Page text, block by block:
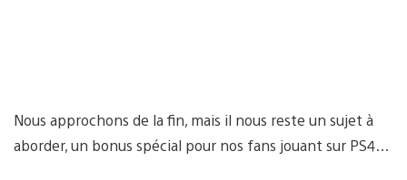
Nous approchons de la fin, mais il nous reste un sujet à
aborder, un bonus spécial pour nos fans jouant sur PS4…